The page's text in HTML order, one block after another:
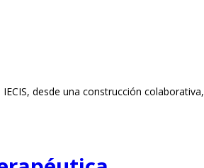
desde una construcción colaborativa,